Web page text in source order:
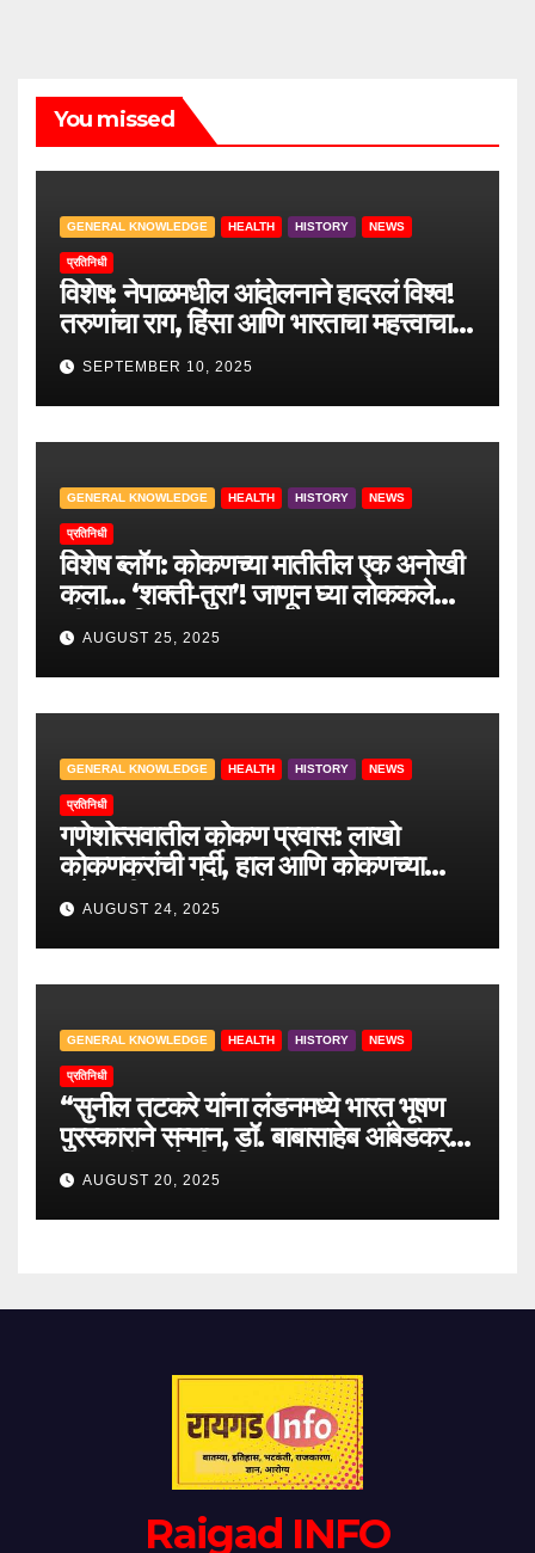
You missed
GENERAL KNOWLEDGE HEALTH HISTORY NEWS
प्रतिनिधी
विशेष: नेपाळमधील आंदोलनाने हादरलं विश्व!
तरुणांचा राग, हिंसा आणि भारताचा महत्त्वाचा
सल्ला.
SEPTEMBER 10, 2025
GENERAL KNOWLEDGE HEALTH HISTORY NEWS
प्रतिनिधी
विशेष ब्लॉग: कोकणच्या मातीतील एक अनोखी
कला… ‘शक्ती-तुरा’! जाणून घ्या लोककलेचा
जीवंत इतिहास.
AUGUST 25, 2025
GENERAL KNOWLEDGE HEALTH HISTORY NEWS
प्रतिनिधी
गणेशोत्सवातील कोकण प्रवास: लाखो
कोकणकरांची गर्दी, हाल आणि कोकणच्या
वाटेवरची आव्हाने
AUGUST 24, 2025
GENERAL KNOWLEDGE HEALTH HISTORY NEWS
प्रतिनिधी
“सुनील तटकरे यांना लंडनमध्ये भारत भूषण
पुरस्काराने सन्मान, डॉ. बाबासाहेब आंबेडकर
यांच्या लंडन येथील निवासस्थानाला भावपूर्ण
भेट”AUGUST 20, 2025
Raigad INFO